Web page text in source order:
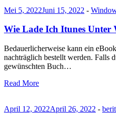
Mei 5, 2022Juni 15, 2022 -
Wie Lade Ich Itunes Unter
Bedauerlicherweise kann ein
nachträglich bestellt werden. Falls
gewünschten Buch…
Read More
April 12, 2022April 26, 2022 -